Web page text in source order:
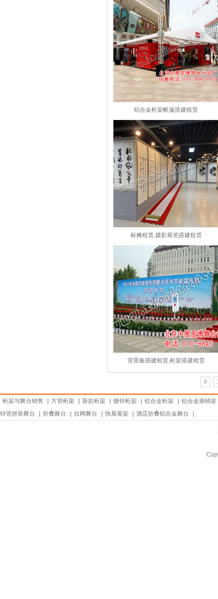
铝合金桁架帐篷搭建租赁
标摊租赁,摄影展览搭建租赁
背景板搭建租赁,桁架搭建租赁
9
桁架与舞台销售 方管桁架 新款桁架 镀锌桁架 铝合金桁架
铝合金插销架
锌管拼装舞台
折叠舞台 拉网舞台 快展展架 酒店折叠铝合金舞台